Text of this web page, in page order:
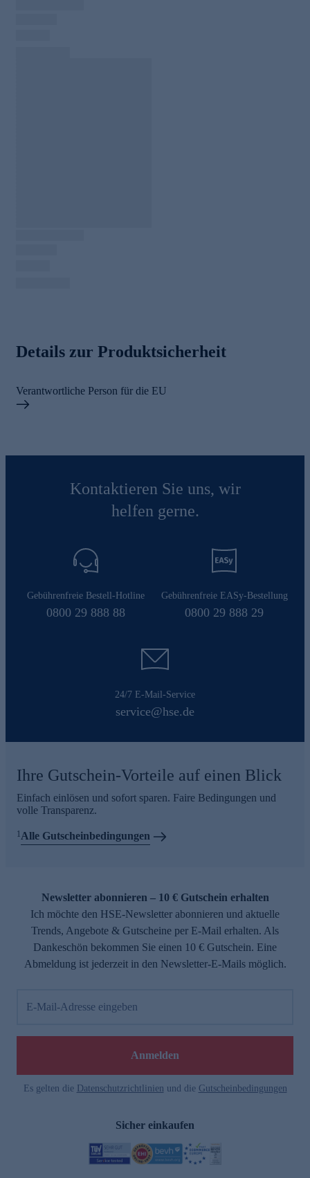
Details zur Produktsicherheit
Verantwortliche Person für die EU
Kontaktieren Sie uns, wir
helfen gerne.
Gebührenfreie Bestell-Hotline
0800 29 888 88
Gebührenfreie EASy-Bestellung
0800 29 888 29
24/7 E-Mail-Service
service@hse.de
Ihre Gutschein-Vorteile auf einen Blick
Einfach einlösen und sofort sparen. Faire Bedingungen und
volle Transparenz.
1 Alle Gutscheinbedingungen
Newsletter abonnieren – 10 € Gutschein erhalten
Ich möchte den HSE-Newsletter abonnieren und aktuelle
Trends, Angebote & Gutscheine per E-Mail erhalten. Als
Dankeschön bekommen Sie einen 10 € Gutschein. Eine
Abmeldung ist jederzeit in den Newsletter-E-Mails möglich.
E-Mail-Adresse eingeben
Anmelden
Es gelten die Datenschutzrichtlinien und die Gutscheinbedingungen
Sicher einkaufen